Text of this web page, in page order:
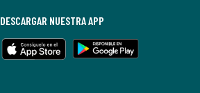
DESCARGAR NUESTRA APP